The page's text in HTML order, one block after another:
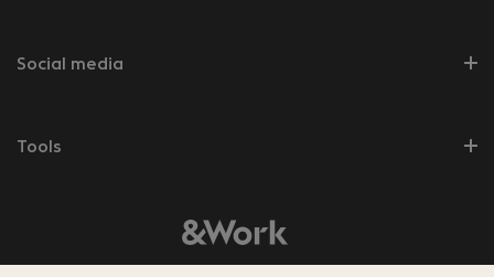
Social media
Tools